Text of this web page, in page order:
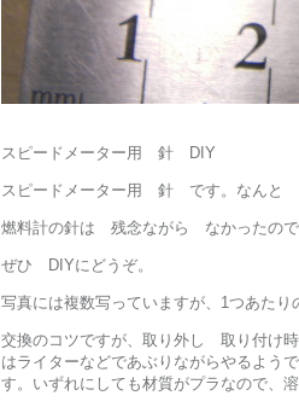
スピードメーター用 針 DIY
スピードメーター用 針 です。なんと
燃料計の針は 残念ながら なかったので
ぜひ DIYにどうぞ。
写真には複数写っていますが、1つあたり
交換のコツですが、取り外し 取り付け
はライターなどであぶりながらやるよう
す。いずれにしても材質がプラなので、